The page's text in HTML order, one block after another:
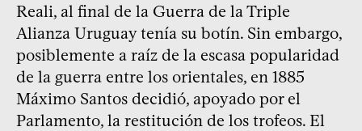
Reali, al final de la Guerra de la Triple
Alianza Uruguay tenía su botín. Sin embargo,
posiblemente a raíz de la escasa popularidad
de la guerra entre los orientales, en 1885
Máximo Santos decidió, apoyado por el
Parlamento, la restitución de los trofeos. El